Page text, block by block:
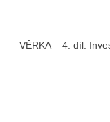
VĚRKA – 4. díl: